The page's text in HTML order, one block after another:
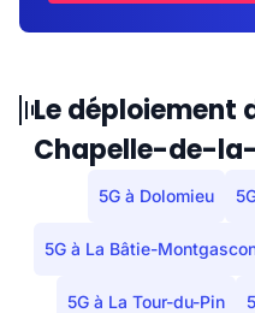
Le déploiement
Chapelle-de-
5G à Dolomieu
5G à La Bâtie-
5G à La Tour-du-Pin